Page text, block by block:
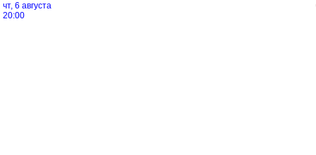
чт, 6 августа
20:00